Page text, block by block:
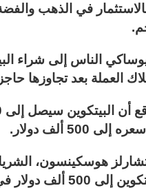
في الذهب
2024، دعا كيوساكي الناس
بعد تجاوزها حاجز الـ100 ألف
هوسكينسون،
العامين المقبلين.